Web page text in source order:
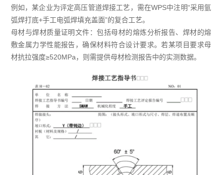
例如，某企业为评定高压管道焊接工艺，需在WPS中注明“采用氩
弧焊打底+手工电弧焊填充盖面”的复合工艺。
母材与焊材质量证明文件：包括母材的熔炼分析报告、焊材的熔
敷金属力学性能报告，确保材料符合设计要求。若某项目要求母
材抗拉强度≥520MPa，则需提供母材检测报告中的实测数据。